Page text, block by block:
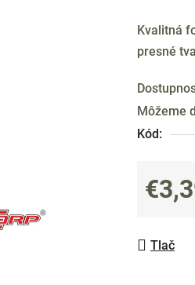
je
0,0
5
Kvalitná
presné
Môžeme
Kód:
Tlač